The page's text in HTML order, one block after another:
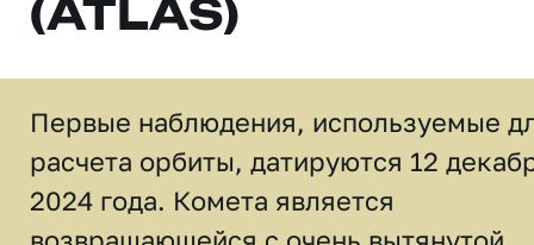
(ATLAS)
Первые наблюдения, используемые
расчета орбиты, датируются 12
2024 года. Комета является